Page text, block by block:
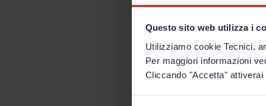
Questo sito web utilizza i
Utilizziamo cookie Tecnici,
Per maggiori informazioni
Cliccando "Accetta"